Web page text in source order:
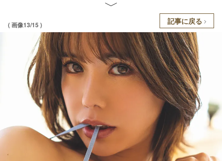
( 画像13/15 ) 記事に戻る